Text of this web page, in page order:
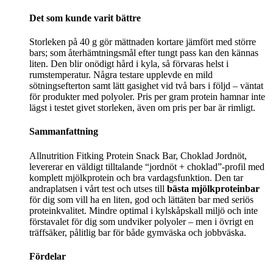
Det som kunde varit bättre
Storleken på 40 g gör mättnaden kortare jämfört med större
bars; som återhämtningsmål efter tungt pass kan den kännas
liten. Den blir onödigt hård i kyla, så förvaras helst i
rumstemperatur. Några testare upplevde en mild
sötningsefterton samt lätt gasighet vid två bars i följd – väntat
för produkter med polyoler. Pris per gram protein hamnar inte
lägst i testet givet storleken, även om pris per bar är rimligt.
Sammanfattning
Allnutrition Fitking Protein Snack Bar, Choklad Jordnöt,
levererar en väldigt tilltalande “jordnöt + choklad”-profil med
komplett mjölkprotein och bra vardagsfunktion. Den tar
andraplatsen i vårt test och utses till bästa mjölkproteinbar
för dig som vill ha en liten, god och lättäten bar med seriös
proteinkvalitet. Mindre optimal i kylskåpskall miljö och inte
förstavalet för dig som undviker polyoler – men i övrigt en
träffsäker, pålitlig bar för både gymväska och jobbväska.
Fördelar